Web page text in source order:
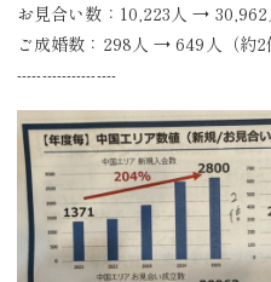
お見合い数：10,223人 → 30,962
ご成婚数：298人 → 649人（約2
--------------------